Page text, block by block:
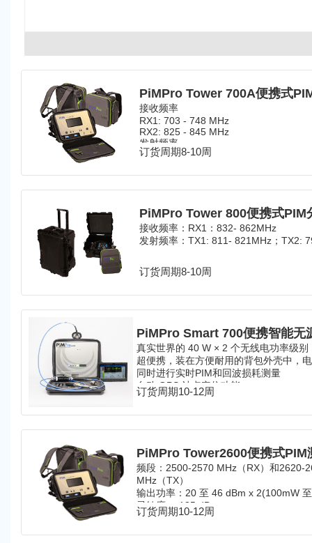
PiMPro Tower 700A便携式
接收频率
RX1: 703 - 748 MHz
RX2: 825 - 845 MHz
发射频率
TX1: 758 - 776 MHz
订货周期8-10周
PiMPro Tower 800便携式PIM
接收频率：RX1：832- 862MHz
发射频率：TX1: 811- 821MHz；TX2:
订货周期8-10周
真实世界的 40 W × 2 个无线电功率级
超便携，装在方便耐用的背包外壳中，
同时进行实时PIM和回波损耗测量
自动 GPS 站点定位功能
分布式天线系统 (DAS) 测试功能
订货周期10-12周
频段：2500-2570 MHz（RX）和2620-
MHz（TX）
输出功率：20 至 46 dBm x 2(100mW
灵敏度：-135 dBm
续航时间：3h
订货周期10-12周